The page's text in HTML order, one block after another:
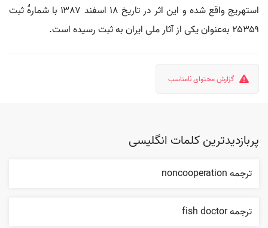
استهریج واقع شده و این اثر در تاریخ ۱۸ اسفند ۱۳۸۷ با شمارهٔ ثبت
۲۵۳۵۹ به‌عنوان یکی از آثار ملی ایران به ثبت رسیده است.
گزارش محتوای نامناسب
پربازدیدترین کلمات انگلیسی
ترجمه noncooperation
ترجمه fish doctor